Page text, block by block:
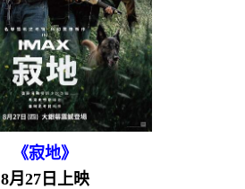
《寂地》
8月27日上映